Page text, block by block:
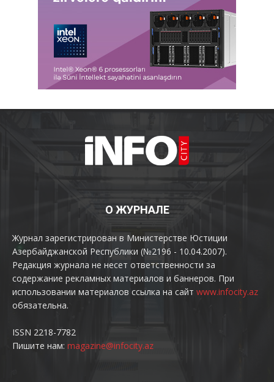
О ЖУРНАЛЕ
Журнал зарегистрирован в Министерстве Юстиции
Азербайджанской Республики (№2196 - 10.04.2007).
Редакция журнала не несет ответственности за
содержание рекламных материалов и баннеров. При
использовании материалов ссылка на сайт www.infocity.az
обязательна.
ISSN 2218-7782
Пишите нам: magazine@infocity.az